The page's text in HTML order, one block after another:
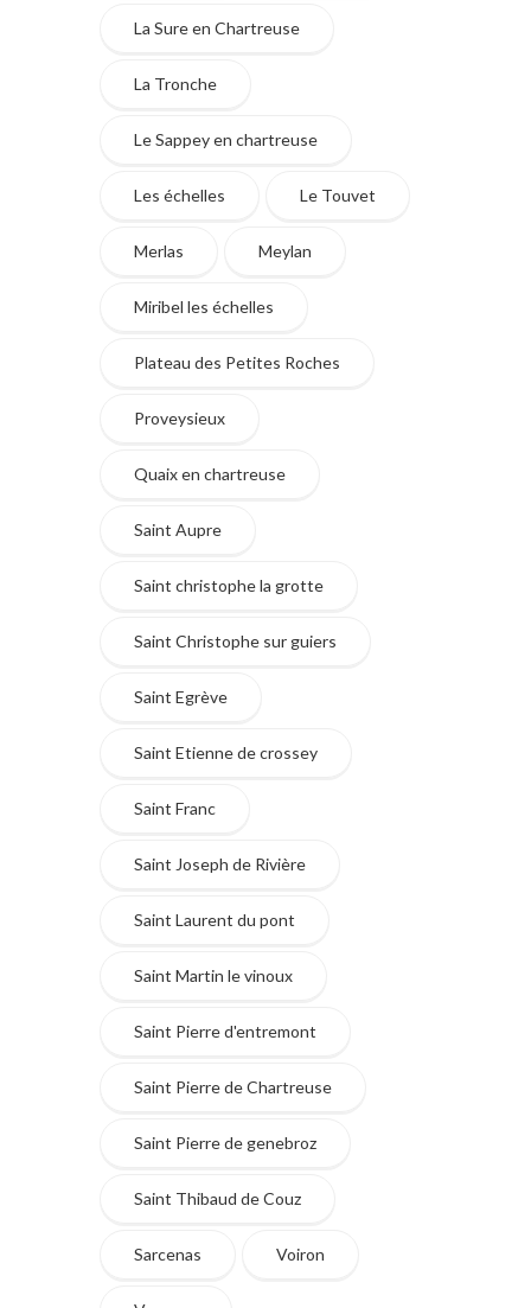
La Sure en Chartreuse
La Tronche
Le Sappey en chartreuse
Les échelles Le Touvet
Merlas Meylan
Miribel les échelles
Plateau des Petites Roches
Proveysieux
Quaix en chartreuse
Saint Aupre
Saint christophe la grotte
Saint Christophe sur guiers
Saint Egrève
Saint Etienne de crossey
Saint Franc
Saint Joseph de Rivière
Saint Laurent du pont
Saint Martin le vinoux
Saint Pierre d'entremont
Saint Pierre de Chartreuse
Saint Pierre de genebroz
Saint Thibaud de Couz
Sarcenas Voiron